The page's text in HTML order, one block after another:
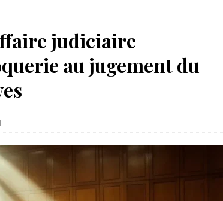
judiciaire
au jugement du